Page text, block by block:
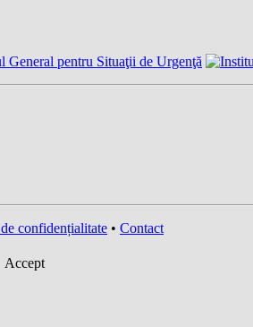
confidențialitate • Contact
Accept